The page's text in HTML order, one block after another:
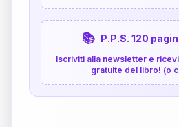
📚 P.P.S. 120
Iscriviti alla newsletter e
gratuite del libro! (o